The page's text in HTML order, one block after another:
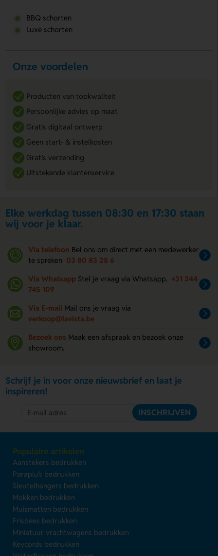
BBQ schorten
Luxe schorten
Onze voordelen
Producten van topkwaliteit
Persoonlijke advies op maat
Gratis digitaal ontwerp
Geen start- & instelkosten
Gratis verzending
Uitstekende klantenservice
Elke werkdag tussen 08:30 en 17:30 staan
wij voor je klaar.
Via telefoon Bel ons om direct met een medewerker
te spreken 03 80 83 28 6
Via Whatsapp Stel je vraag via Whatsapp. +31 344
745 109
Via E-mail Mail ons je vraag via
verkoop@lavista.be
Bezoek ons Maak een afspraak en bezoek onze
showroom.
Schrijf je in voor onze nieuwsbrief en laat je
inspireren!
INSCHRIJVEN
Populaire artikelen
Aanstekers bedrukken
Paraplu's bedrukken
Sleutelhangers bedrukken
Mokken bedrukken
Muismatten bedrukken
Frisbees bedrukken
Miniatuur vrachtwagens bedrukken
Keycords bedrukken